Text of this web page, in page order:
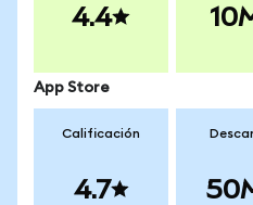
4.4
App Store
Calificación
4.7